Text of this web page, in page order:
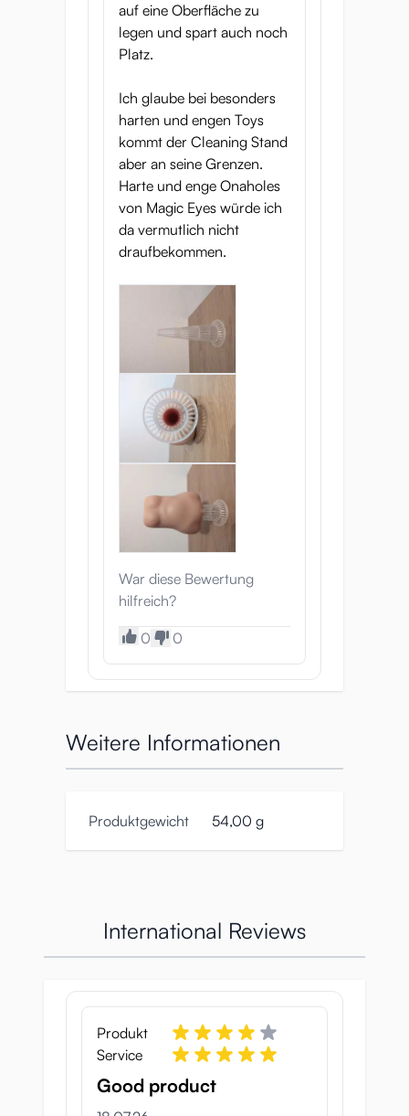
auf eine Oberfläche zu
legen und spart auch noch
Platz.
Ich glaube bei besonders
harten und engen Toys
kommt der Cleaning Stand
aber an seine Grenzen.
Harte und enge Onaholes
von Magic Eyes würde ich
da vermutlich nicht
draufbekommen.
War diese Bewertung
hilfreich?
0 0
Weitere Informationen
Produktgewicht 54,00 g
International Reviews
Produkt
Service
Good product